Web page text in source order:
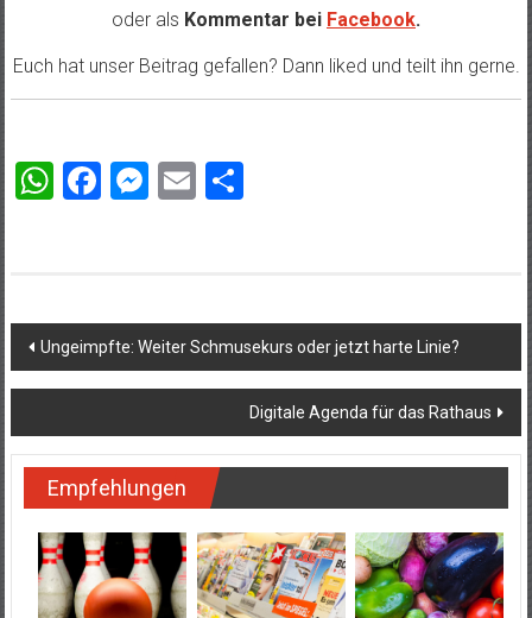
oder als Kommentar bei Facebook.
Euch hat unser Beitrag gefallen? Dann liked und teilt ihn gerne.
WhatsApp
Facebook
Messenger
EmailTeilen
Beitragsnavigation
Ungeimpfte: Weiter Schmusekurs oder jetzt harte Linie?
Digitale Agenda für das Rathaus
Empfehlungen